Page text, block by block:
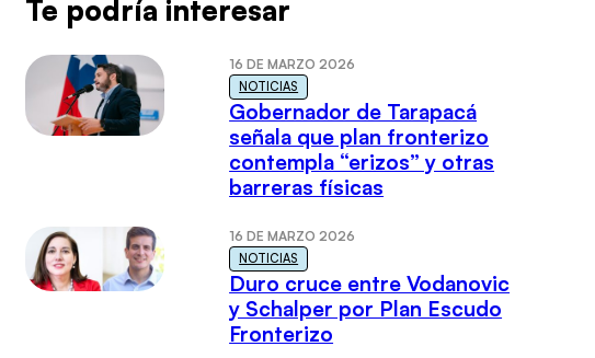
Te podría interesar
16 DE MARZO 2026
NOTICIAS
Gobernador de Tarapacá
señala que plan fronterizo
contempla “erizos” y otras
barreras físicas
16 DE MARZO 2026
NOTICIAS
Duro cruce entre Vodanovic
y Schalper por Plan Escudo
Fronterizo